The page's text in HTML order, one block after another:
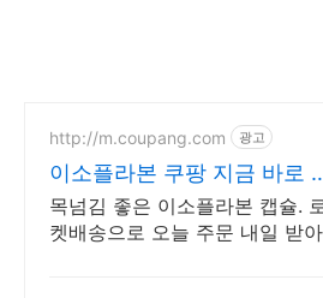
http://m.coupang.com 광고
이소플라본 쿠팡 지금 바로
인해요!
목넘김 좋은 이소플라본 캡슐.
켓배송으로 오늘 주문 내일 받아